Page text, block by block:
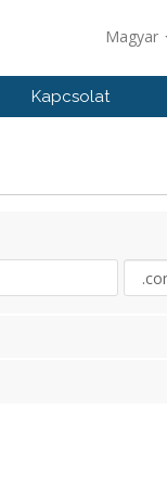
Magyar
Kapcsolat